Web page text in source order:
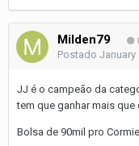
Milden79
Postado January
JJ é o campeão da
tem que ganhar mais que
Bolsa de 90mil pro